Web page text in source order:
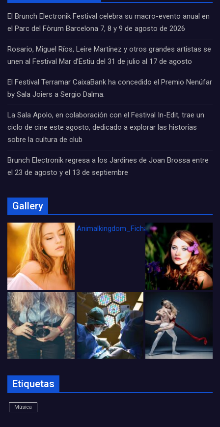
El Brunch Electronik Festival celebra su macro-evento anual en
el Parc del Fòrum Barcelona 7, 8 y 9 de agosto de 2026
Rosario, Miguel Ríos, Leire Martínez y otros grandes artistas se
unen al Festival Mar d’Estiu del 31 de julio al 17 de agosto
El Festival Terramar CaixaBank ha concedido el Premio Nenúfar
by Sala Joiers a Sergio Dalma.
La Sala Apolo, en colaboración con el Festival In-Edit, trae un
ciclo de cine este agosto, dedicado a explorar las historias
sobre la cultura de club
Brunch Electronik regresa a los Jardines de Joan Brossa entre
el 23 de agosto y el 13 de septiembre
Gallery
Animalkingdom_FichaCine
Etiquetas
Música